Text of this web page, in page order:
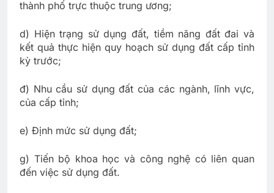
thành phố trực thuộc trung ương;
d) Hiện trạng sử dụng đất, tiềm năng đất đai và
kết quả thực hiện quy hoạch sử dụng đất cấp tỉnh
kỳ trước;
đ) Nhu cầu sử dụng đất của các ngành, lĩnh vực,
của cấp tỉnh;
e) Định mức sử dụng đất;
g) Tiến bộ khoa học và công nghệ có liên quan
đến việc sử dụng đất.